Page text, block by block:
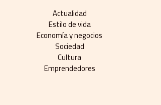
Actualidad
Estilo de vida
Economía y negocios​
Sociedad
Cultura
Emprendedores